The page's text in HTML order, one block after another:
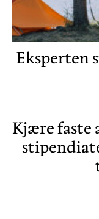
Eksperten
Kjære faste